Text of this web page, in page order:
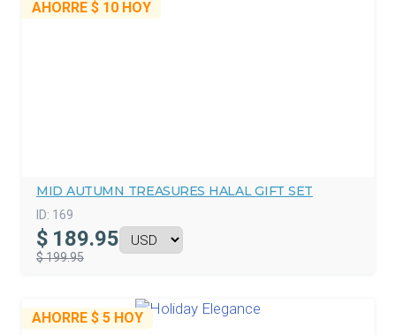
AHORRE $ 10 HOY
MID AUTUMN TREASURES HALAL GIFT SET
ID: 169
$ 189.95
$ 199.95
AHORRE $ 5 HOY